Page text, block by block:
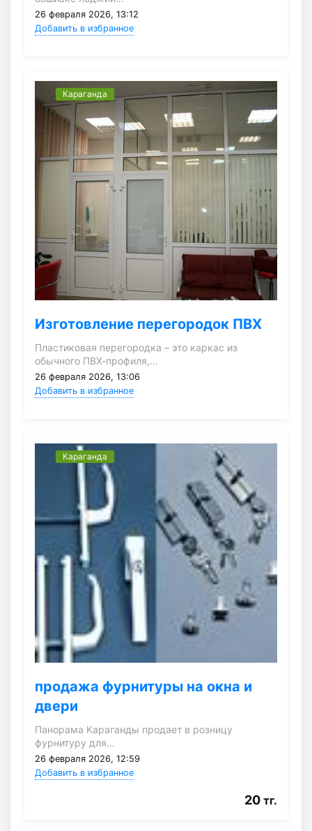
26 февраля 2026, 13:12
Добавить в избранное
Караганда
Изготовление перегородок ПВХ
Пластиковая перегородка – это каркас из
обычного ПВХ-профиля,…
26 февраля 2026, 13:06
Добавить в избранное
Караганда
продажа фурнитуры на окна и
двери
Панорама Караганды продает в розницу
фурнитуру для…
26 февраля 2026, 12:59
Добавить в избранное
20 тг.